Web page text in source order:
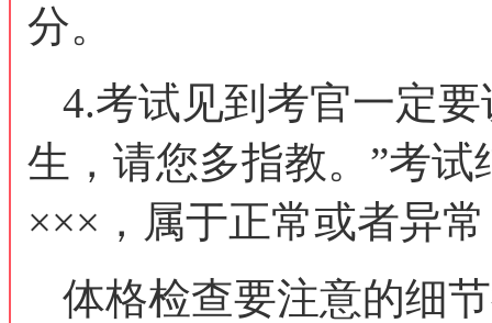
分。
4.考试见到考官一定
生，请您多指教。”考
×××，属于正常或者异
体格检查要注意的细